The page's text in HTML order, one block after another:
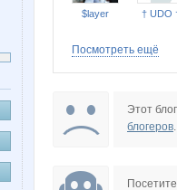
$layer † UDO
Speckey
Посмотреть ещё
Этот
блогеров.